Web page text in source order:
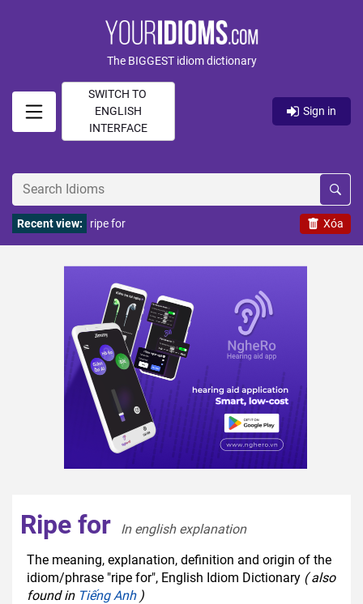
The BIGGEST idiom dictionary
SWITCH TO
ENGLISH
INTERFACE
Sign in
Xóa
Recent view: ripe for
Ripe for
In english explanation
The meaning, explanation, definition and origin of the
idiom/phrase "ripe for", English Idiom Dictionary ( also
found in Tiếng Anh)